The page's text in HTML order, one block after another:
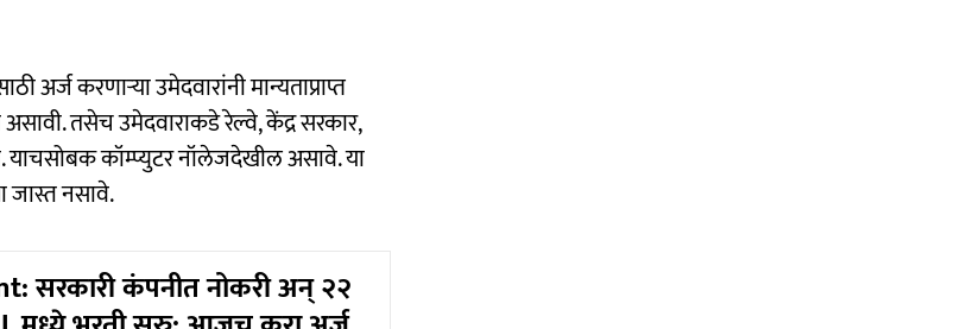
करणाऱ्या उमेदवारांनी मान्यताप्राप्त
असावी. तसेच उमेदवाराकडे रेल्वे, केंद्र सरकार,
याचसोबक कॉम्प्युटर नॉलेजदेखील असावे. या
जास्त नसावे.
सरकारी कंपनीत नोकरी अन् २२